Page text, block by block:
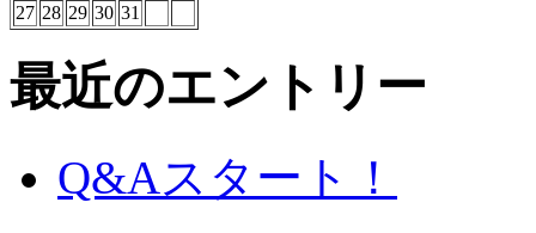
27 28 29 30 31
最近のエントリー
Q&Aスタート！